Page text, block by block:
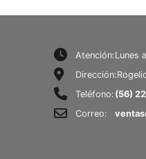
Atención:Lunes
Dirección:
Teléfono: (56)
Correo: